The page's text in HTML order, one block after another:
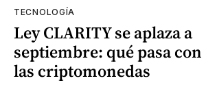
TECNOLOGÍA
Ley CLARITY se aplaza a
septiembre: qué pasa con
las criptomonedas